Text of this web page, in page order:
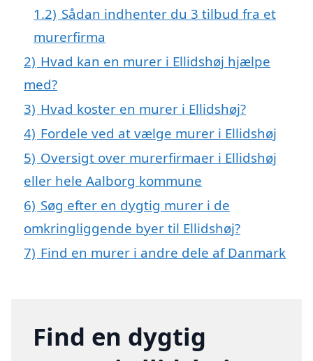
1.2) Sådan indhenter du 3 tilbud fra et
murerfirma
2) Hvad kan en murer i Ellidshøj hjælpe
med?
3) Hvad koster en murer i Ellidshøj?
4) Fordele ved at vælge murer i Ellidshøj
5) Oversigt over murerfirmaer i Ellidshøj
eller hele Aalborg kommune
6) Søg efter en dygtig murer i de
omkringliggende byer til Ellidshøj?
7) Find en murer i andre dele af Danmark
Find en dygtig